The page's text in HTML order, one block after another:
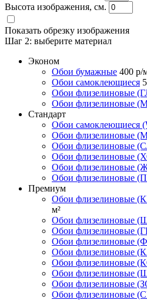
Высота изображения, см.
Показать обрезку изображения
Шаг 2: выберите материал
Эконом
Обои бумажные 400 р/
Обои самоклеющиеся
Обои флизелиновые
Обои
Стандарт
Обои самоклеющиеся
Обои
Обои флизелиновые
Обои флизелиновые
Обои флизелиновые
Обои флизелиновые
Премиум
Обои
м²
Обои флизелиновые
Обои флизелиновые
Обои флизелиновые
Обои флизелиновые
Обои флизелиновые
Обои флизелиновые
Обои флизелиновые
Обои флизелиновые